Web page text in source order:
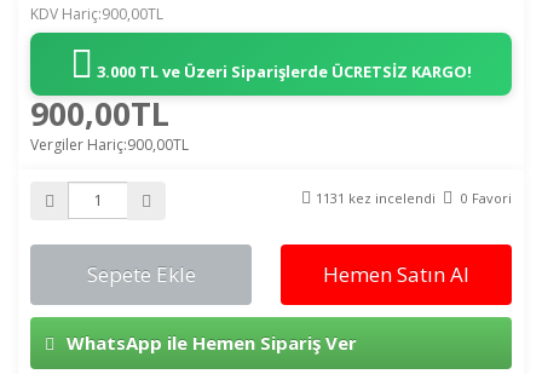
KDV Hariç:900,00TL
3.000 TL ve Üzeri Siparişlerde ÜCRETSİZ KARGO!
900,00TL
Vergiler Hariç:900,00TL
1131 kez incelendi 0 Favori
Sepete Ekle Hemen Satın Al
WhatsApp ile Hemen Sipariş Ver